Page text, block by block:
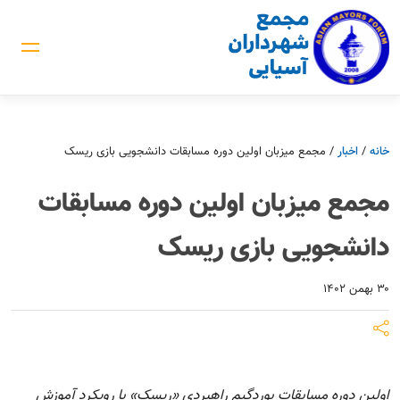
خانه / اخبار / مجمع میزبان اولین دوره مسابقات دانشجویی بازی ریسک
مجمع میزبان اولین دوره مسابقات
دانشجویی بازی ریسک
۳۰ بهمن ۱۴۰۲